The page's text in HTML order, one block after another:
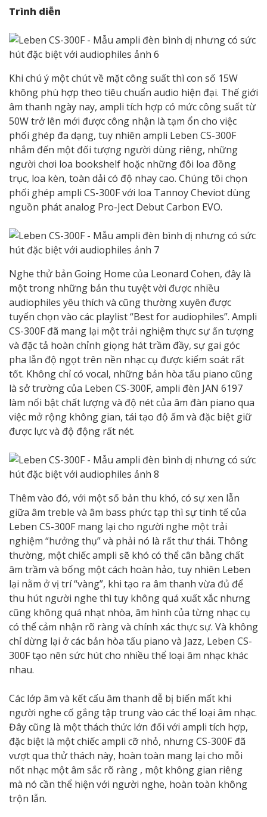
Trình diễn
Khi chú ý một chút về mặt công suất thì con số 15W
không phù hợp theo tiêu chuẩn audio hiện đại. Thế giới
âm thanh ngày nay, ampli tích hợp có mức công suất từ
50W trở lên mới được công nhận là tạm ổn cho việc
phối ghép đa dạng, tuy nhiên ampli Leben CS-300F
nhắm đến một đối tượng người dùng riêng, những
người chơi loa bookshelf hoặc những đôi loa đồng
trục, loa kèn, toàn dải có độ nhay cao. Chúng tôi chọn
phối ghép ampli CS-300F với loa Tannoy Cheviot dùng
nguồn phát analog Pro-Ject Debut Carbon EVO.
Nghe thử bản Going Home của Leonard Cohen, đây là
một trong những bản thu tuyệt vời được nhiều
audiophiles yêu thích và cũng thường xuyên được
tuyển chọn vào các playlist “Best for audiophiles”. Ampli
CS-300F đã mang lại một trải nghiệm thực sự ấn tượng
và đặc tả hoàn chỉnh giọng hát trầm đầy, sự gai góc
pha lẫn độ ngọt trên nền nhạc cụ được kiểm soát rất
tốt. Không chỉ có vocal, những bản hòa tấu piano cũng
là sở trường của Leben CS-300F, ampli đèn JAN 6197
làm nổi bật chất lượng và độ nét của âm đàn piano qua
việc mở rộng không gian, tái tạo độ ấm và đặc biệt giữ
được lực và độ động rất nét.
Thêm vào đó, với một số bản thu khó, có sự xen lẫn
giữa âm treble và âm bass phức tạp thì sự tinh tế của
Leben CS-300F mang lại cho người nghe một trải
nghiệm “hưởng thụ” và phải nó là rất thư thái. Thông
thường, một chiếc ampli sẽ khó có thể cân bằng chất
âm trầm và bổng một cách hoàn hảo, tuy nhiên Leben
lại nằm ở vị trí “vàng”, khi tạo ra âm thanh vừa đủ để
thu hút người nghe thì tuy không quá xuất xắc nhưng
cũng không quá nhạt nhòa, âm hình của từng nhạc cụ
có thể cảm nhận rõ ràng và chính xác thực sự. Và không
chỉ dừng lại ở các bản hòa tấu piano và Jazz, Leben CS-
300F tạo nên sức hút cho nhiều thể loại âm nhạc khác
nhau.
Các lớp âm và kết cấu âm thanh dễ bị biến mất khi
người nghe cố gắng tập trung vào các thể loại âm nhạc.
Đây cũng là một thách thức lớn đối với ampli tích hợp,
đặc biệt là một chiếc ampli cỡ nhỏ, nhưng CS-300F đã
vượt qua thử thách này, hoàn toàn mang lại cho mỗi
nốt nhạc một âm sắc rõ ràng , một không gian riêng
mà nó cần thể hiện với người nghe, hoàn toàn không
trộn lẫn.